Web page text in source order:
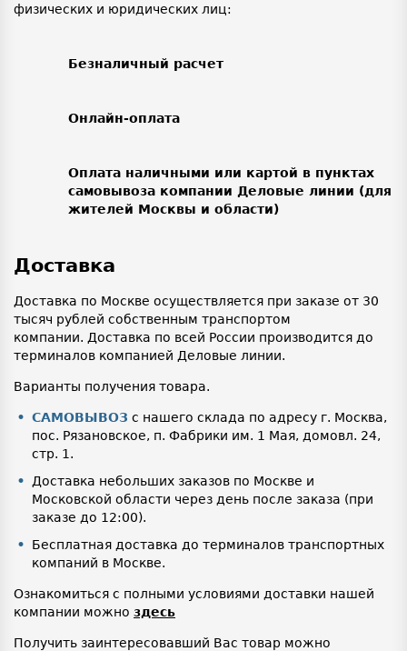
физических и юридических лиц:
Безналичный расчет
Онлайн-оплата
Оплата наличными или картой в пунктах
самовывоза компании Деловые линии (для
жителей Москвы и области)
Доставка
Доставка по Москве осуществляется при заказе от 30
тысяч рублей собственным транспортом
компании. Доставка по всей России производится до
терминалов компанией Деловые линии.
Варианты получения товара.
САМОВЫВОЗ с нашего склада по адресу г. Москва,
пос. Рязановское, п. Фабрики им. 1 Мая, домовл. 24,
стр. 1.
Доставка небольших заказов по Москве и
Московской области через день после заказа (при
заказе до 12:00).
Бесплатная доставка до терминалов транспортных
компаний в Москве.
Ознакомиться с полными условиями доставки нашей
компании можно здесь
Получить заинтересовавший Вас товар можно